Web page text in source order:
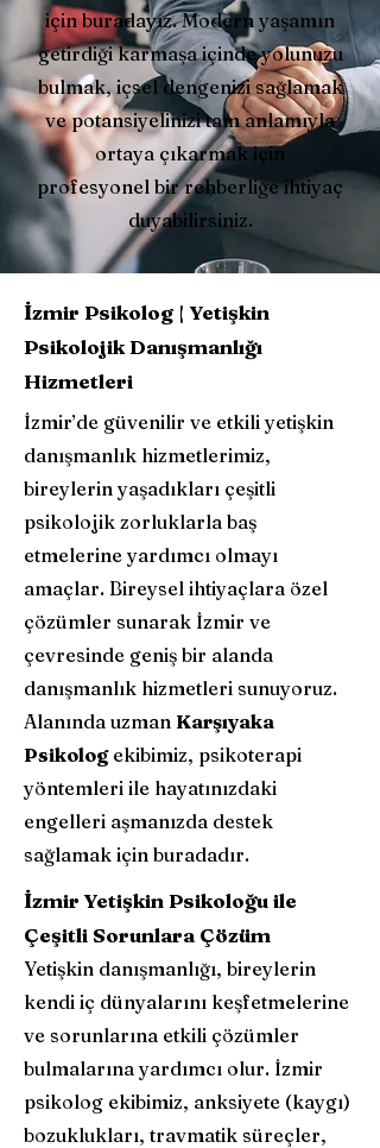
için buradayız. Modern yaşamın
getirdiği karmaşa içinde yolunuzu
bulmak, içsel dengenizi sağlamak
ve potansiyelinizi tam anlamıyla
ortaya çıkarmak için
profesyonel bir rehberliğe ihtiyaç
duyabilirsiniz.
İzmir Psikolog | Yetişkin
Psikolojik Danışmanlığı
Hizmetleri
İzmir’de güvenilir ve etkili yetişkin
danışmanlık hizmetlerimiz,
bireylerin yaşadıkları çeşitli
psikolojik zorluklarla baş
etmelerine yardımcı olmayı
amaçlar. Bireysel ihtiyaçlara özel
çözümler sunarak İzmir ve
çevresinde geniş bir alanda
danışmanlık hizmetleri sunuyoruz.
Alanında uzman Karşıyaka
Psikologekibimiz, psikoterapi
yöntemleri ile hayatınızdaki
engelleri aşmanızda destek
sağlamak için buradadır.
İzmir Yetişkin Psikoloğu ile
Çeşitli Sorunlara Çözüm
Yetişkin danışmanlığı, bireylerin
kendi iç dünyalarını keşfetmelerine
ve sorunlarına etkili çözümler
bulmalarına yardımcı olur. İzmir
psikolog ekibimiz, anksiyete (kaygı)
bozuklukları, travmatik süreçler,